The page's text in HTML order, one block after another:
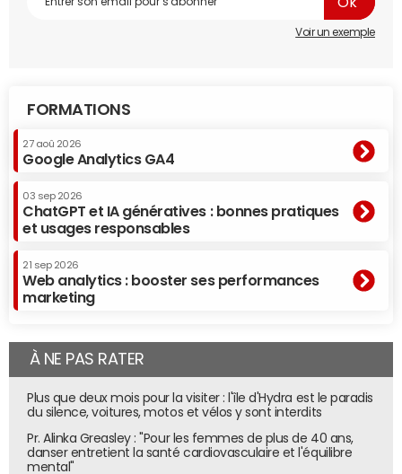
Voir un exemple
FORMATIONS
27 aoû 2026
Google Analytics GA4
03 sep 2026
ChatGPT et IA génératives : bonnes pratiques
et usages responsables
21 sep 2026
Web analytics : booster ses performances
marketing
À NE PAS RATER
Plus que deux mois pour la visiter : l'île d'Hydra est le paradis
du silence, voitures, motos et vélos y sont interdits
Pr. Alinka Greasley : "Pour les femmes de plus de 40 ans,
danser entretient la santé cardiovasculaire et l'équilibre
mental"